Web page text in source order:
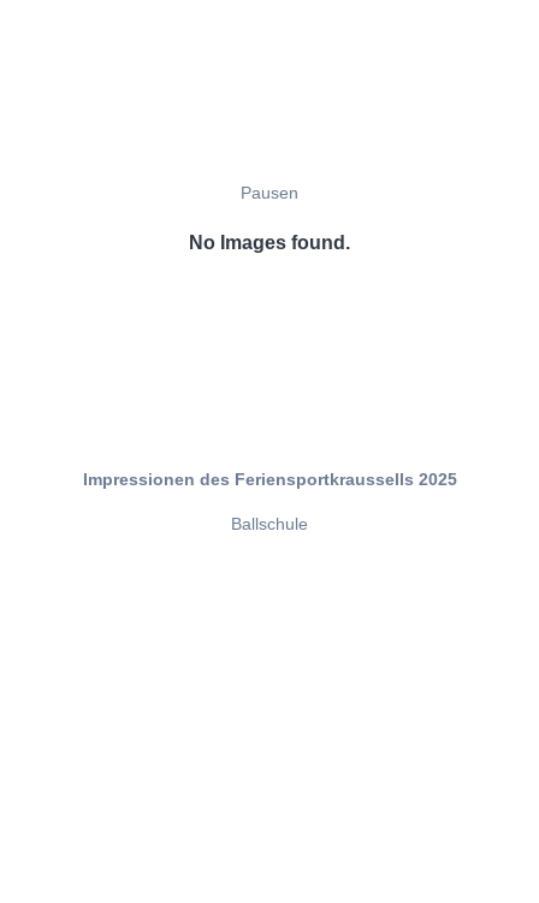
Pausen
No Images found.
Impressionen des Feriensportkraussells 2025
Ballschule